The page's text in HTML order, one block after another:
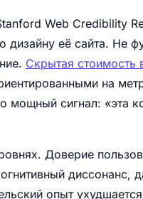
Web Credibility
её сайта. Не
Скрытая стоимость
на
мощный сигнал: «эта
Доверие
диссонанс,
опыт